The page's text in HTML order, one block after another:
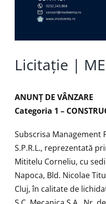
Licitație |
ANUNŢ DE VÂNZARE
Categoria 1 –
Subscrisa Management
S.P.R.L., reprezentată
Mititelu Corneliu, cu
Napoca, Bld. Nicolae
Cluj, în calitate de